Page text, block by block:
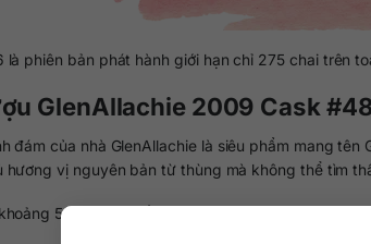
phiên bản phát hành giới hạn chỉ 275 chai trên
GlenAllachie 2009 Cask
đám của nhà GlenAllachie là siêu phẩm mang
vị nguyên bản từ thùng mà không thể tìm
5.060.000 đồng/700ml tại thị trường Việt